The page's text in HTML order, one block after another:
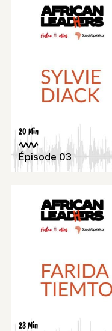
20 Min
Épisode 03
23 Min